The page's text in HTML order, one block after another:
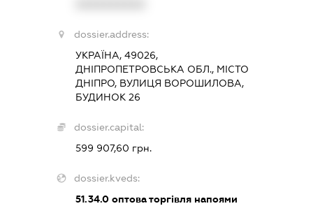
dossier.address:
УКРАЇНА, 49026,
ДНІПРОПЕТРОВСЬКА ОБЛ., МІСТО
ДНІПРО, ВУЛИЦЯ ВОРОШИЛОВА,
БУДИНОК 26
dossier.capital:
599 907,60 грн.
dossier.kveds:
51.34.0оптова торгівля напоями